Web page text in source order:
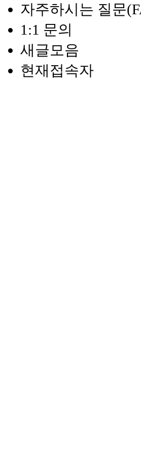
자주하시는 질문
1:1 문의
새글모음
현재접속자